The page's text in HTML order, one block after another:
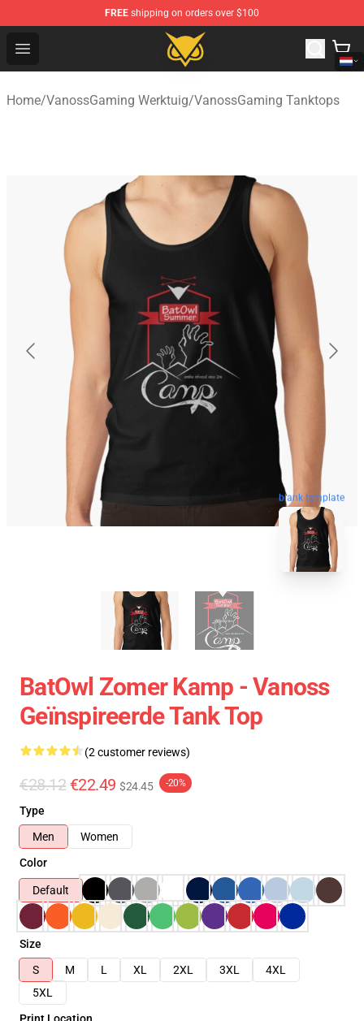
FREE shipping on orders over $100
Open menu
Vanossgaming Store - Official Vanossgaming
Home/VanossGaming Werktuig/VanossGaming Tanktops
blank template
BatOwl Zomer Kamp - Vanoss
Geïnspireerde Tank Top
(2 customer reviews)
€28.12 €22.49 $24.45 -20%
Type
Men
Women
Color
Default
Size
S
M L XL 2XL 3XL
4XL
5XL